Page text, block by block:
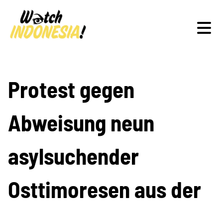
Schwerpunkte
Veranstaltungen
Publikationen
Protest gegen
Abweisung neun
asylsuchender
Osttimoresen aus der